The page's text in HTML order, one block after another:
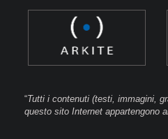
“Tutti i contenuti (testi, immagini,
questo sito Internet appartengono